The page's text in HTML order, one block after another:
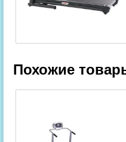
Похожие